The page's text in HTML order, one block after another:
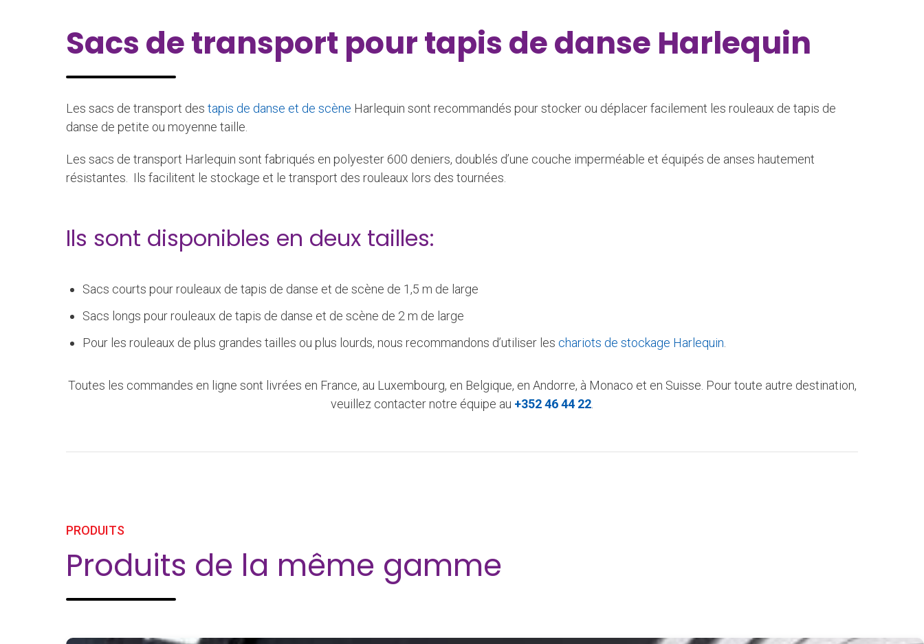
Sacs de transport pour tapis de danse Harlequin
Les sacs de transport des tapis de danse et de scène Harlequin sont recommandés pour stocker ou déplacer facilement les rouleaux de tapis de
danse de petite ou moyenne taille.
Les sacs de transport Harlequin sont fabriqués en polyester 600 deniers, doublés d’une couche imperméable et équipés de anses hautement
résistantes. Ils facilitent le stockage et le transport des rouleaux lors des tournées.
Ils sont disponibles en deux tailles:
Sacs courts pour rouleaux de tapis de danse et de scène de 1,5 m de large
Sacs longs pour rouleaux de tapis de danse et de scène de 2 m de large
Pour les rouleaux de plus grandes tailles ou plus lourds, nous recommandons d’utiliser les chariots de stockage Harlequin
Toutes les commandes en ligne sont livrées en France, au Luxembourg, en Belgique, en Andorre, à Monaco et en Suisse. Pour toute autre destination,
veuillez contacter notre équipe au +352 46 44 22
PRODUITS
Produits de la même gamme